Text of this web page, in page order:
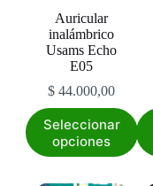
Auricular
inalámbrico
Usams Echo
E05
$ 44.000,00
Seleccionar
opciones
producto
tiene